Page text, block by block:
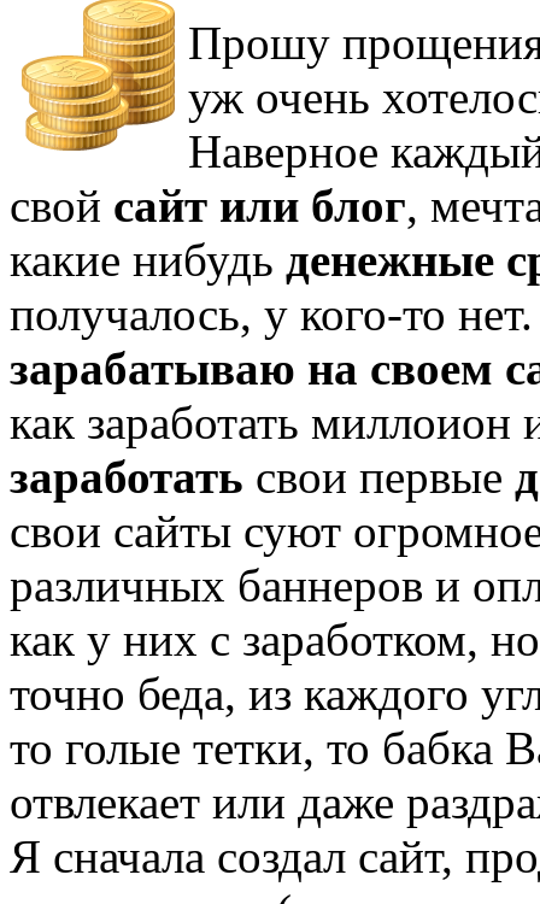
Прошу прощения
уж очень
Наверное
свой сайт или блог,
какие нибудь денежные
получалось, у кого-то
зарабатываю на своем
как заработать
заработать свои первые
свои сайты суют
различных баннеров и
как у них с заработком,
точно беда, из каждого
то голые тетки, то бабка
отвлекает или даже
Я сначала создал сайт,